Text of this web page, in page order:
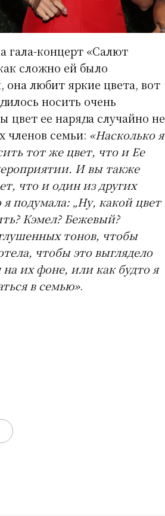
гала-концерт «Салют
сложно ей было
она любит яркие цвета, вот
носить очень
цвет ее наряда случайно не
членов семьи: «Насколько я
тот же цвет, что и Ее
И вы также
что и один из других
подумала: „Ну, какой цвет
Кэмел? Бежевый?
тонов, чтобы
чтобы это выглядело
их фоне, или как будто я
в семью».